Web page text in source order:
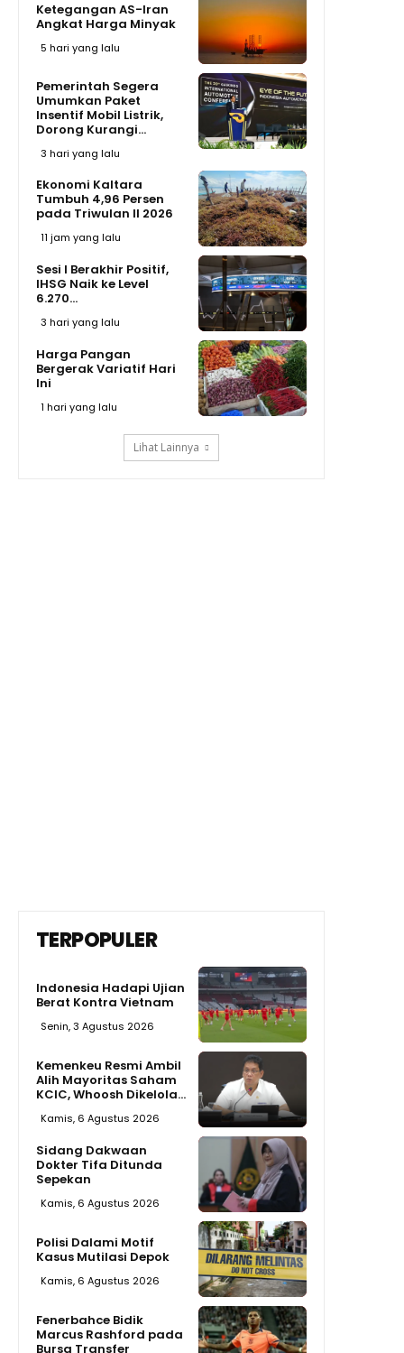
Ketegangan AS-Iran
Angkat Harga Minyak
5 hari yang lalu
Pemerintah Segera
Umumkan Paket
Insentif Mobil Listrik,
Dorong Kurangi...
3 hari yang lalu
Ekonomi Kaltara
Tumbuh 4,96 Persen
pada Triwulan II 2026
11 jam yang lalu
Sesi I Berakhir Positif,
IHSG Naik ke Level
6.270...
3 hari yang lalu
Harga Pangan
Bergerak Variatif Hari
Ini
1 hari yang lalu
Lihat Lainnya
TERPOPULER
Indonesia Hadapi Ujian
Berat Kontra Vietnam
Senin, 3 Agustus 2026
Kemenkeu Resmi Ambil
Alih Mayoritas Saham
KCIC, Whoosh Dikelola...
Kamis, 6 Agustus 2026
Sidang Dakwaan
Dokter Tifa Ditunda
Sepekan
Kamis, 6 Agustus 2026
Polisi Dalami Motif
Kasus Mutilasi Depok
Kamis, 6 Agustus 2026
Fenerbahce Bidik
Marcus Rashford pada
Bursa Transfer